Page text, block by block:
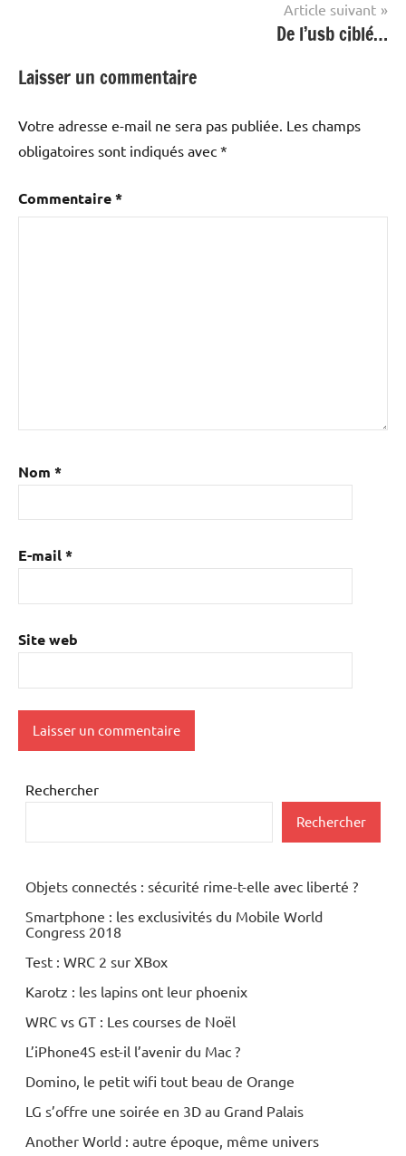
Article suivant
De l’usb ciblé…
Laisser un commentaire
Votre adresse e-mail ne sera pas publiée. Les champs
obligatoires sont indiqués avec *
Commentaire*
Nom *
E-mail*
Site web
Rechercher
Rechercher
Objets connectés : sécurité rime-t-elle avec liberté ?
Smartphone : les exclusivités du Mobile World
Congress 2018
Test : WRC 2 sur XBox
Karotz : les lapins ont leur phoenix
WRC vs GT : Les courses de Noël
L’iPhone4S est-il l’avenir du Mac ?
Domino, le petit wifi tout beau de Orange
LG s’offre une soirée en 3D au Grand Palais
Another World : autre époque, même univers